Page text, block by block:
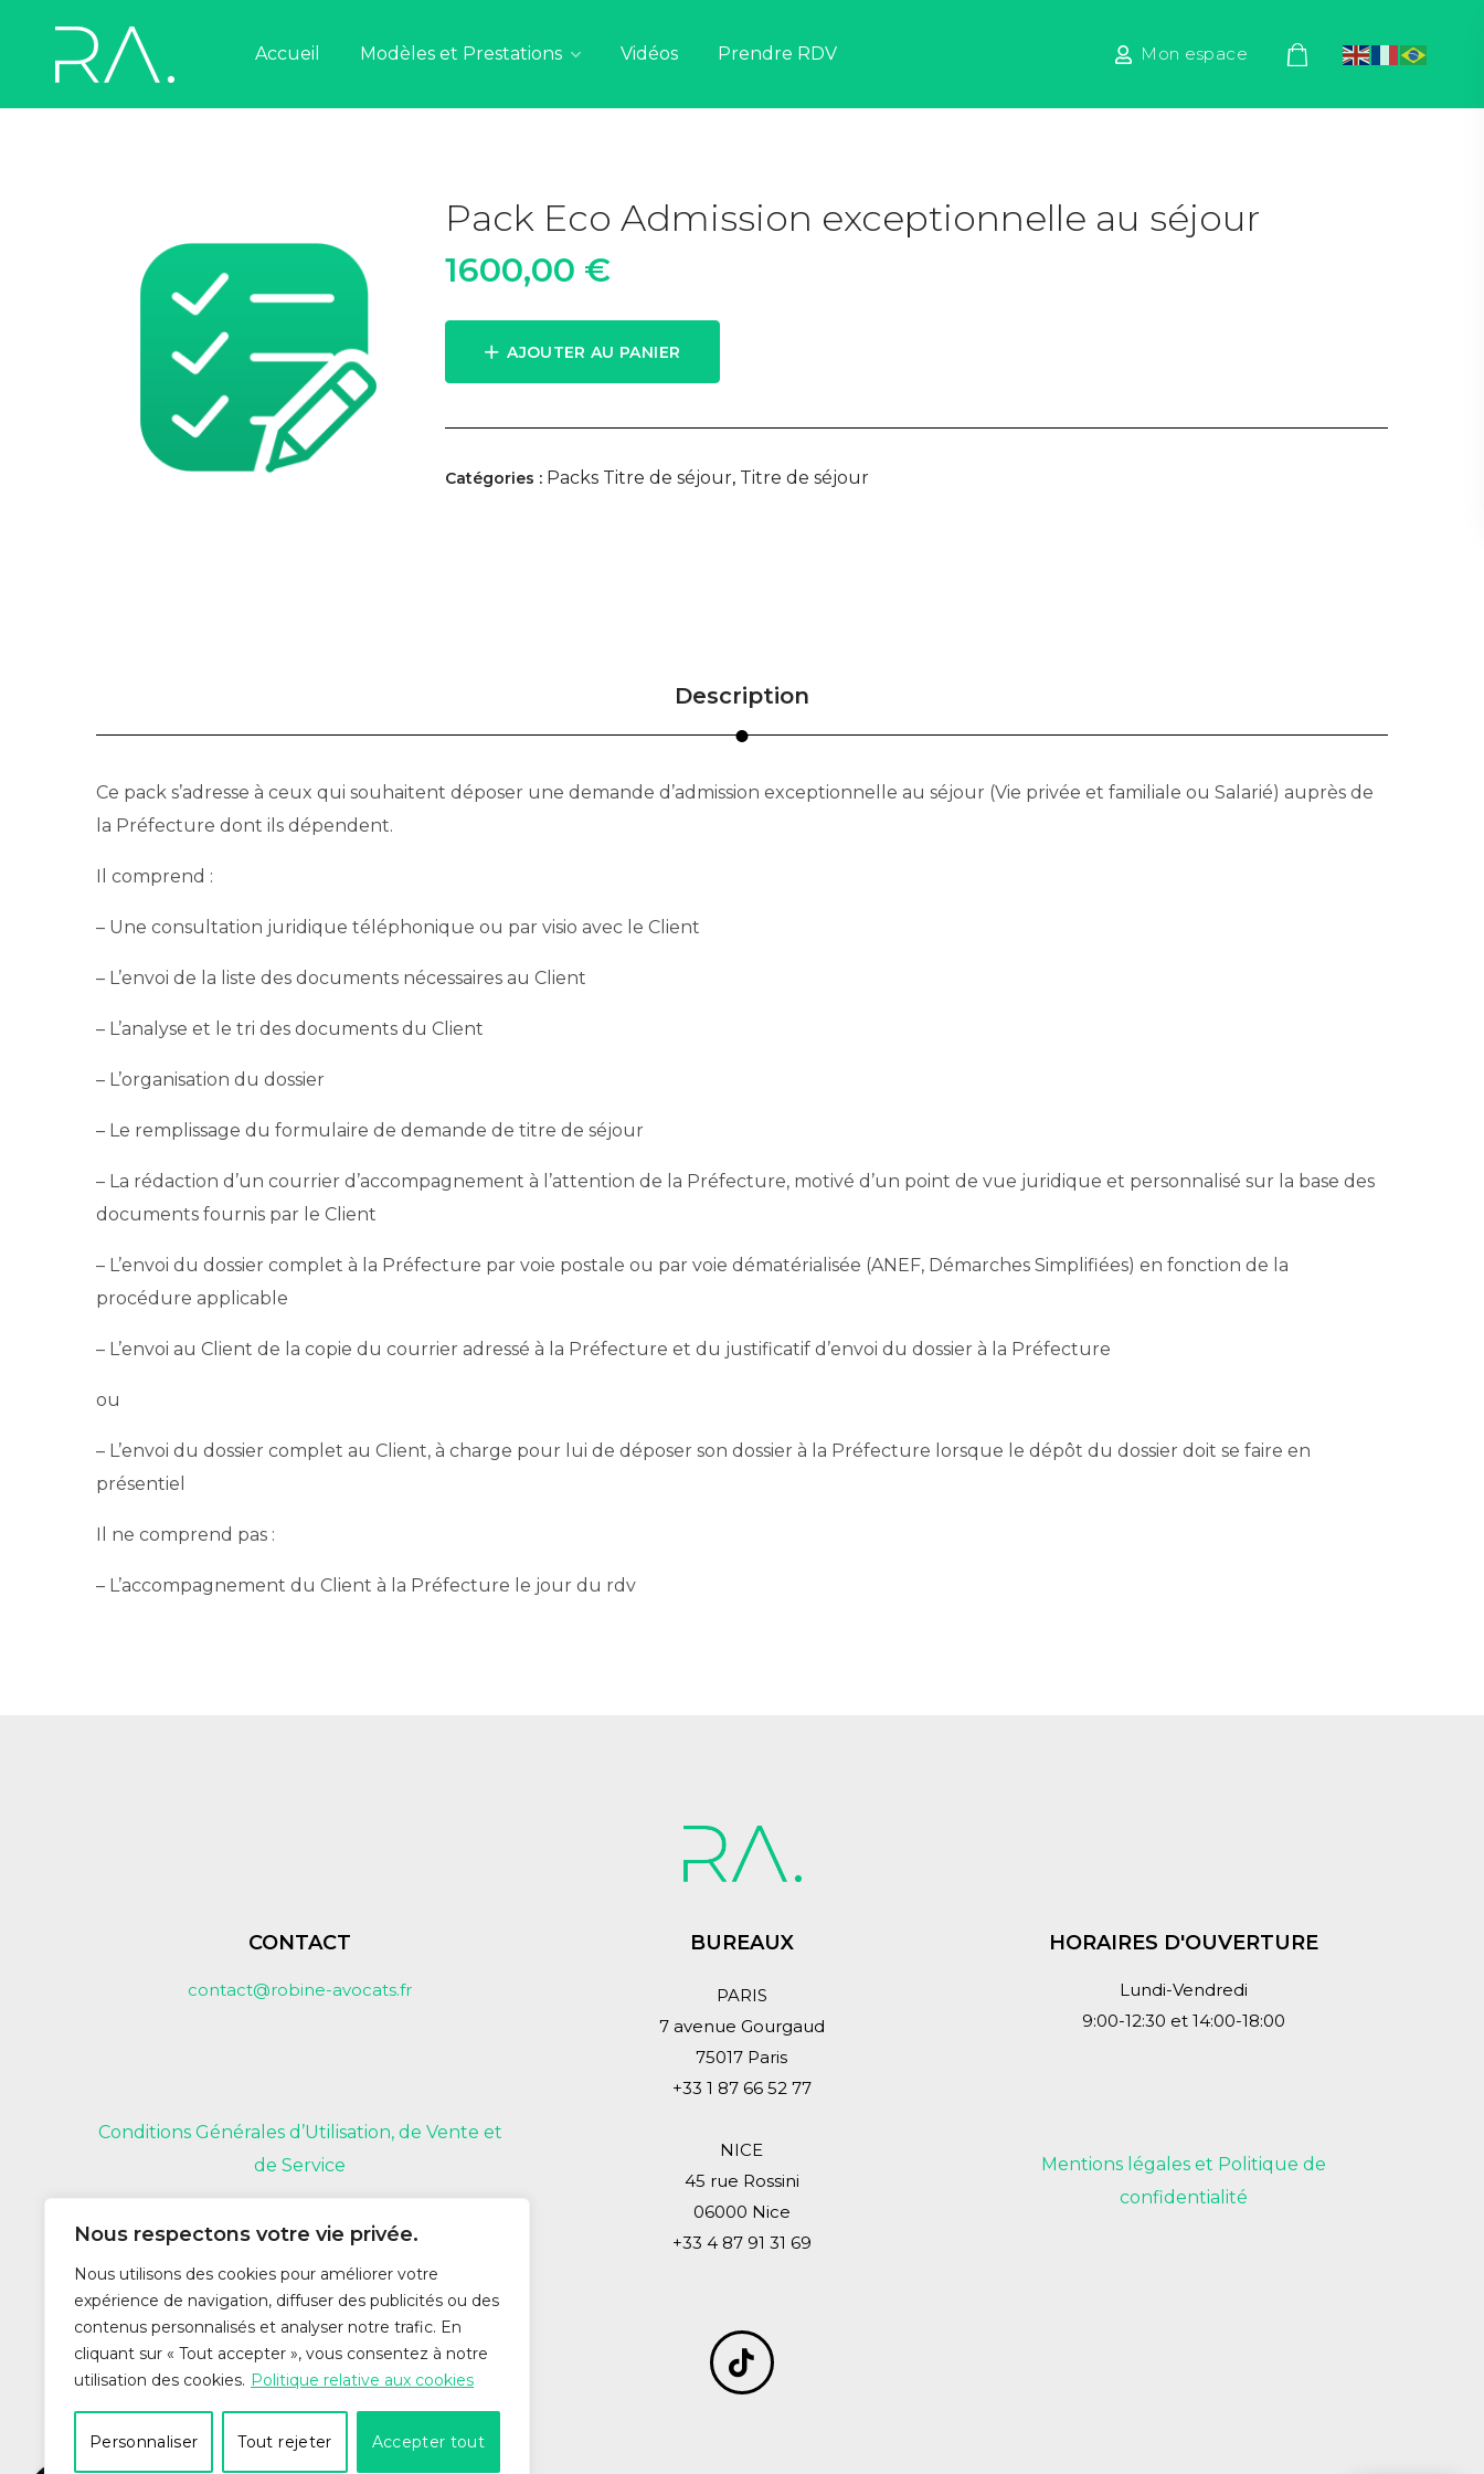
Nous respectons votre vie privée.
Nous utilisons des cookies pour améliorer votre
expérience de navigation, diffuser des publicités ou des
contenus personnalisés et analyser notre trafic. En
cliquant sur « Tout accepter », vous consentez à notre
utilisation des cookies. Politique relative aux cookies
Personnaliser Tout rejeter Accepter tout
Accueil Modèles et Prestations Vidéos Prendre RDV Mon espace
Nous contacter
Pack Eco Admission exceptionnelle au séjour
1600,00 €
AJOUTER AU PANIER
Catégories : Packs Titre de séjour, Titre de séjour
Description
Ce pack s’adresse à ceux qui souhaitent déposer une demande d’admission exceptionnelle au séjour (Vie privée et familiale ou Salarié) auprès de
la Préfecture dont ils dépendent.
Il comprend :
– Une consultation juridique téléphonique ou par visio avec le Client
– L’envoi de la liste des documents nécessaires au Client
– L’analyse et le tri des documents du Client
– L’organisation du dossier
– Le remplissage du formulaire de demande de titre de séjour
– La rédaction d’un courrier d’accompagnement à l’attention de la Préfecture, motivé d’un point de vue juridique et personnalisé sur la base des
documents fournis par le Client
– L’envoi du dossier complet à la Préfecture par voie postale ou par voie dématérialisée (ANEF, Démarches Simplifiées) en fonction de la
procédure applicable
– L’envoi au Client de la copie du courrier adressé à la Préfecture et du justificatif d’envoi du dossier à la Préfecture
ou
– L’envoi du dossier complet au Client, à charge pour lui de déposer son dossier à la Préfecture lorsque le dépôt du dossier doit se faire en
présentiel
Il ne comprend pas :
– L’accompagnement du Client à la Préfecture le jour du rdv
CONTACT
contact@robine-avocats.fr
Conditions Générales d’Utilisation, de Vente et
de Service
BUREAUX
PARIS
7 avenue Gourgaud
75017 Paris
+33 1 87 66 52 77
NICE
45 rue Rossini
06000 Nice
+33 4 87 91 31 69
HORAIRES D'OUVERTURE
Lundi-Vendredi
9:00-12:30 et 14:00-18:00
Mentions légales et Politique de
confidentialité